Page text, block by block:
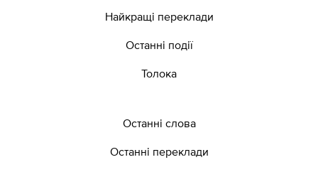
Найкращі переклади
Останні події
Толока
Останні слова
Останні переклади